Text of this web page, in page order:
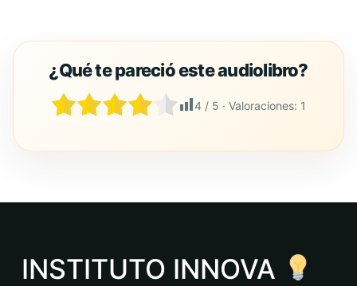
4 / 5 · Valoraciones: 1
INSTITUTO INNOVA